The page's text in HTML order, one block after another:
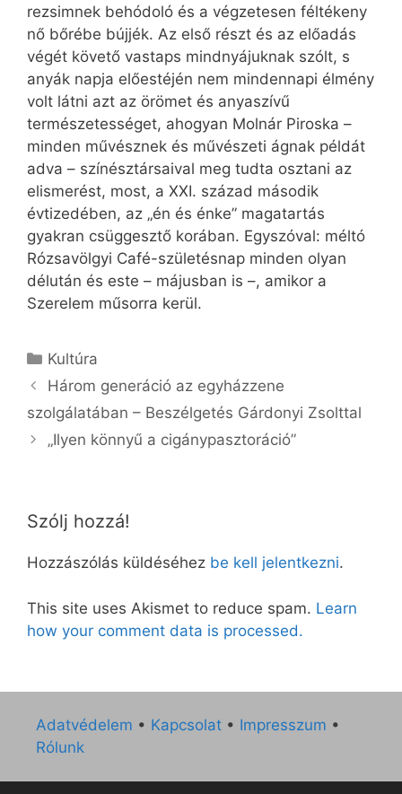
rezsimnek behódoló és a végzetesen féltékeny
nő bőrébe bújjék. Az első részt és az előadás
végét követő vastaps mindnyájuknak szólt, s
anyák napja előestéjén nem mindennapi élmény
volt látni azt az örömet és anyaszívű
természetességet, ahogyan Molnár Piroska –
minden művésznek és művészeti ágnak példát
adva – színésztársaival meg tudta osztani az
elismerést, most, a XXI. század második
évtizedében, az „én és énke” magatartás
gyakran csüggesztő korában. Egyszóval: méltó
Rózsavölgyi Café-születésnap minden olyan
délután és este – májusban is –, amikor a
Szerelem műsorra kerül.
Kategória
Kultúra
Három generáció az egyházzene
szolgálatában – Beszélgetés Gárdonyi Zsolttal
„Ilyen könnyű a cigánypasztoráció”
Szólj hozzá!
Hozzászólás küldéséhez be kell jelentkezni.
This site uses Akismet to reduce spam. Learn
how your comment data is processed.
Adatvédelem • Kapcsolat • Impresszum •
Rólunk